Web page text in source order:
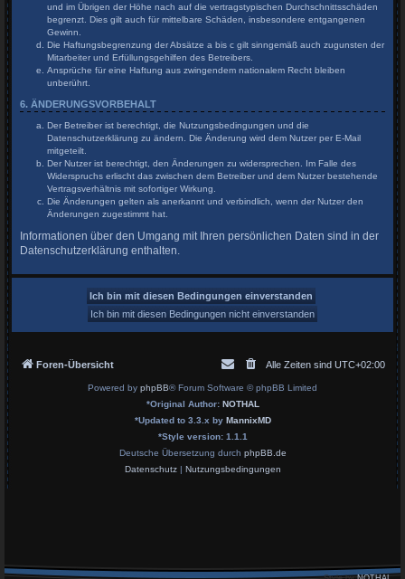
und im Übrigen der Höhe nach auf die vertragstypischen Durchschnittsschäden
begrenzt. Dies gilt auch für mittelbare Schäden, insbesondere entgangenen
Gewinn.
Die Haftungsbegrenzung der Absätze a bis c gilt sinngemäß auch zugunsten der
Mitarbeiter und Erfüllungsgehilfen des Betreibers.
Ansprüche für eine Haftung aus zwingendem nationalem Recht bleiben
unberührt.
6. ÄNDERUNGSVORBEHALT
Der Betreiber ist berechtigt, die Nutzungsbedingungen und die
Datenschutzerklärung zu ändern. Die Änderung wird dem Nutzer per E-Mail
mitgeteilt.
Der Nutzer ist berechtigt, den Änderungen zu widersprechen. Im Falle des
Widerspruchs erlischt das zwischen dem Betreiber und dem Nutzer bestehende
Vertragsverhältnis mit sofortiger Wirkung.
Die Änderungen gelten als anerkannt und verbindlich, wenn der Nutzer den
Änderungen zugestimmt hat.
Informationen über den Umgang mit Ihren persönlichen Daten sind in der
Datenschutzerklärung enthalten.
Foren-Übersicht Alle Zeiten sind UTC+02:00
Powered by phpBB® Forum Software © phpBB Limited
*Original Author: NOTHAL
*Updated to 3.3.x by MannixMD
*Style version: 1.1.1
Deutsche Übersetzung durch phpBB.de
Datenschutz| Nutzungsbedingungen